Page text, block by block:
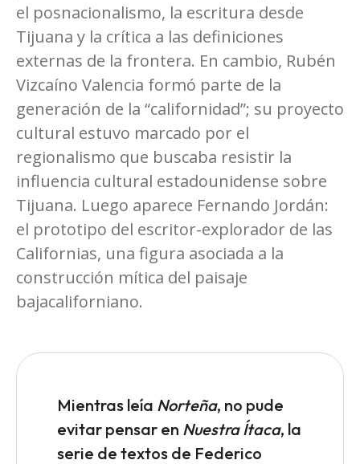
el posnacionalismo, la escritura desde
Tijuana y la crítica a las definiciones
externas de la frontera. En cambio, Rubén
Vizcaíno Valencia formó parte de la
generación de la “californidad”; su proyecto
cultural estuvo marcado por el
regionalismo que buscaba resistir la
influencia cultural estadounidense sobre
Tijuana. Luego aparece Fernando Jordán:
el prototipo del escritor-explorador de las
Californias, una figura asociada a la
construcción mítica del paisaje
bajacaliforniano.
Mientras leía Norteña, no pude
evitar pensar en Nuestra Ítaca, la
serie de textos de Federico